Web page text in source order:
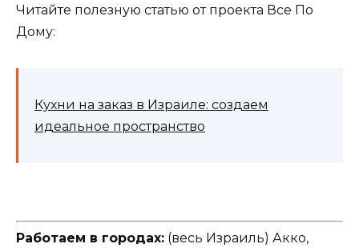
Читайте полезную статью от проекта Все По
Дому:
Кухни на заказ в Израиле: создаем
идеальное пространство
Работаем в городах: (весь Израиль) Акко,